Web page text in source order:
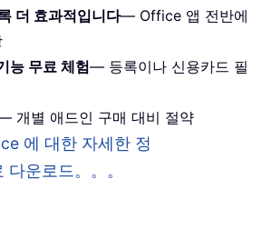
더 효과적입니다— Office 앱 전반에
능 무료 체험— 등록이나 신용카드 필
개별 애드인 구매 대비 절약
에 대한 자세한 정
다운로드。。。